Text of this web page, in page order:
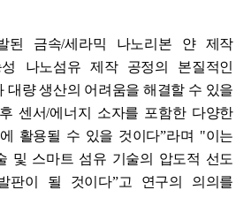
된 금속/세라믹 나노리본 얀 제작
나노섬유 제작 공정의 본질적인
대량 생산의 어려움을 해결할 수 있을
센서/에너지 소자를 포함한 다양한
활용될 수 있을 것이다ˮ라며 "이는
및 스마트 섬유 기술의 압도적 선도
판이 될 것이다ˮ고 연구의 의의를